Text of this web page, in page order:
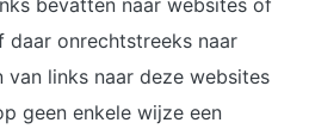
bevatten naar websites of
daar onrechtstreeks naar
links naar deze websites
geen enkele wijze een